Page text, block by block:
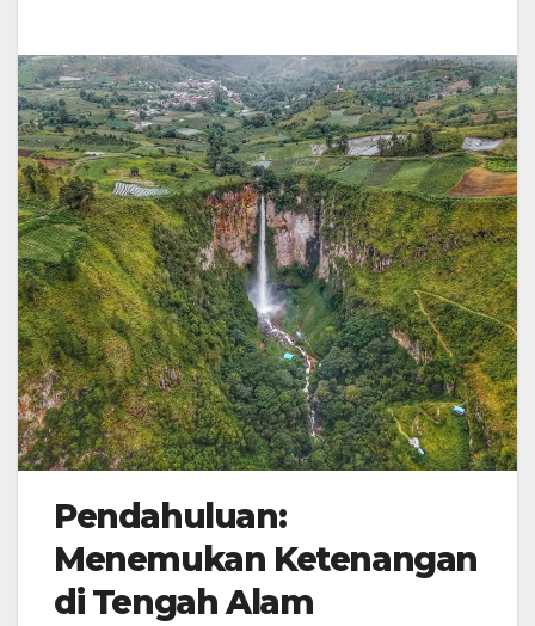
Pendahuluan:
Menemukan Ketenangan
di Tengah Alam